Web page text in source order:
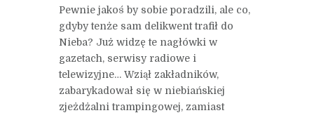
Pewnie jakoś by sobie poradzili, ale co,
gdyby tenże sam delikwent trafił do
Nieba? Już widzę te nagłówki w
gazetach, serwisy radiowe i
telewizyjne… Wziął zakładników,
zabarykadował się w niebiańskiej
zjeżdżalni trampingowej, zamiast